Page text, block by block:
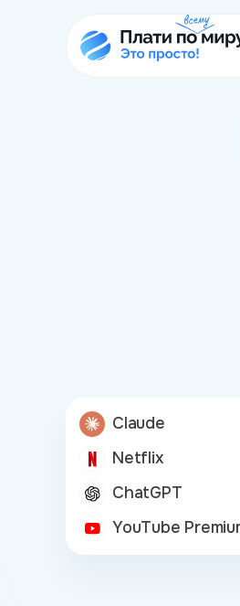
Claude
Netflix
ChatGPT
YouTube